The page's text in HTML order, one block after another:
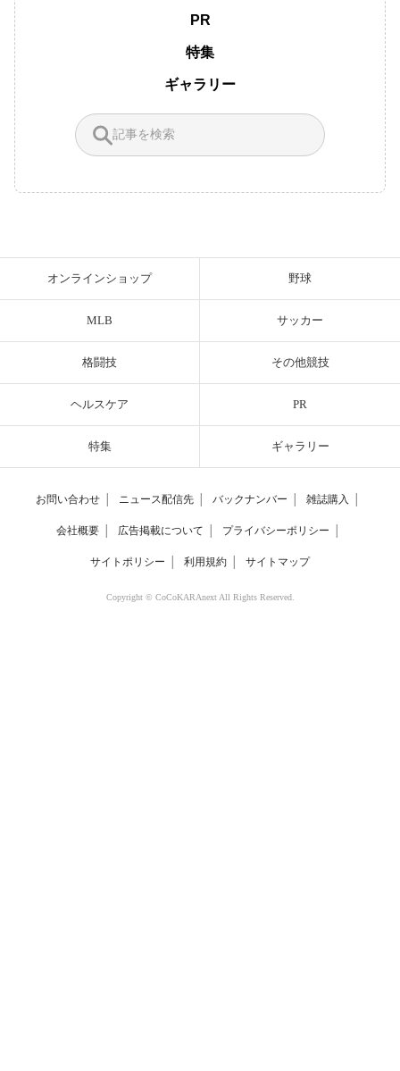
PR
特集
ギャラリー
オンラインショップ 野球
MLB サッカー
格闘技 その他競技
ヘルスケア PR
特集 ギャラリー
お問い合わせ ニュース配信先 バックナンバー 雑誌購入
会社概要 広告掲載について プライバシーポリシー
サイトポリシー 利用規約 サイトマップ
Copyright © CoCoKARAnext All Rights Reserved.